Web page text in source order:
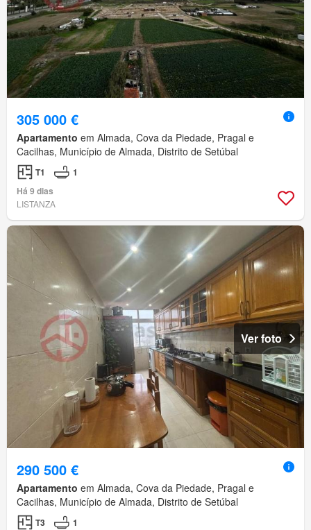
305 000 €
Apartamento em Almada, Cova da Piedade, Pragal e
Cacilhas, Município de Almada, Distrito de Setúbal
T1
1
Há 9 dias
LISTANZA
Ver foto
290 500 €
Apartamento em Almada, Cova da Piedade, Pragal e
Cacilhas, Município de Almada, Distrito de Setúbal
T3
1